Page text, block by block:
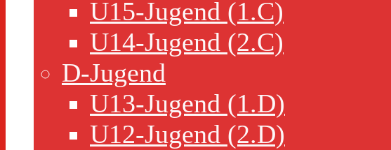
U15-Jugend (1.C)
U14-Jugend (2.C)
D-Jugend
U13-Jugend (1.D)
U12-Jugend (2.D)